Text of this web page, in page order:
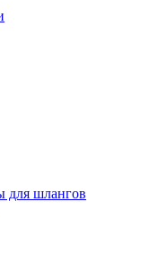
для шлангов